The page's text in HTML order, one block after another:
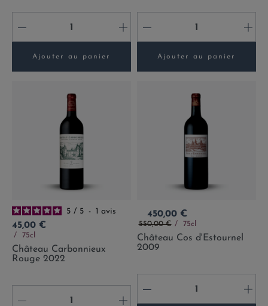
- +
Ajouter au panier
- +
Ajouter au panier
5 / 5 - 1 avis
Prix
45,00 €
75cl
Château Carbonnieux
Rouge 2022
- +
Prix
450,00 €
Prix de base
550,00 € 75cl
Château Cos d'Estournel
2009
- +